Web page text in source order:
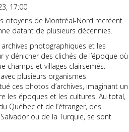
17:00
citoyens de Montréal-Nord recréent
datant de plusieurs décennies.
photographiques et les
y dénicher des clichés de l’époque où
champs et villages clairsemés.
plusieurs organismes
ces photos d’archives, imaginant un
les époques et les cultures. Au total,
Québec et de l’étranger, des
ou de la Turquie, se sont